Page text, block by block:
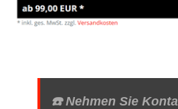
☎️ Nehmen Sie